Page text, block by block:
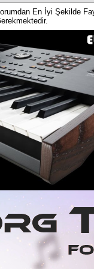
En İyi Şekilde